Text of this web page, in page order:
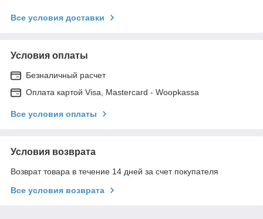
Все условия доставки
Условия оплаты
Безналичный расчет
Оплата картой Visa, Mastercard - Woopkassa
Все условия оплаты
Условия возврата
Возврат товара в течение 14 дней за счет покупателя
Все условия возврата